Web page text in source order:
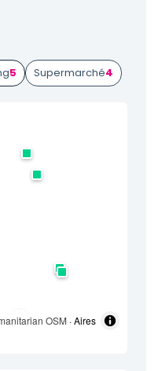
5 Supermarché4
OSM · Aires